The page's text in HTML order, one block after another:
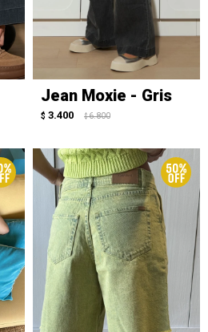
Jean Moxie - Gris
$ 3.400 $ 6.800